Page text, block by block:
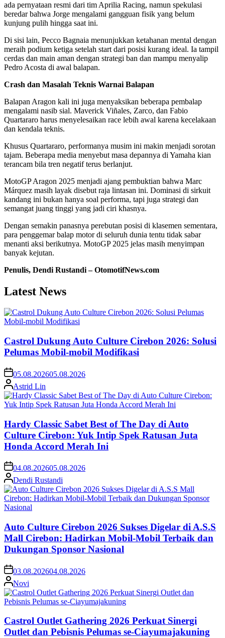
ada pernyataan resmi dari tim Aprilia Racing, namun spekulasi
beredar bahwa Jorge mengalami gangguan fisik yang belum
kunjung pulih hingga saat ini.
Di sisi lain, Pecco Bagnaia menunjukkan ketahanan mental dengan
meraih podium ketiga setelah start dari posisi kurang ideal. Ia tampil
cerdas dan main aman dengan strategi ban dan mampu menyalip
Pedro Acosta di awal balapan.
Crash dan Masalah Teknis Warnai Balapan
Balapan Aragon kali ini juga menyaksikan beberapa pembalap
mengalami nasib sial. Maverick Viñales, Zarco, dan Fabio
Quartararo harus menyelesaikan race lebih awal karena kecelakaan
dan kendala teknis.
Khusus Quartararo, performanya musim ini makin menjadi sorotan
tajam. Beberapa media menyebut masa depannya di Yamaha kian
terancam bila tren negatif terus berlanjut.
MotoGP Aragon 2025 menjadi ajang pembuktian bahwa Marc
Márquez masih layak disebut raja lintasan ini. Dominasi di sirkuit
kandang ini bukan hanya soal performa, tapi juga strategi dan
semangat juang tinggi yang jadi ciri khasnya.
Dengan semakin panasnya perebutan posisi di klasemen sementara,
para penggemar balap motor di seluruh dunia tentu tidak sabar
menanti aksi berikutnya. MotoGP 2025 jelas masih menyimpan
banyak kejutan.
Penulis, Dendi Rustandi – OtomotifNews.com
Latest News
Castrol Dukung Auto Culture Cirebon 2026: Solusi
Pelumas Mobil-mobil Modifikasi
05.08.202605.08.2026
Astrid Lin
Hardy Classic Sabet Best of The Day di Auto
Culture Cirebon: Yuk Intip Spek Ratusan Juta
Honda Accord Merah Ini
04.08.202605.08.2026
Dendi Rustandi
Auto Culture Cirebon 2026 Sukses Digelar di A.S.S
Mall Cirebon: Hadirkan Mobil-Mobil Terbaik dan
Dukungan Sponsor Nasional
03.08.202604.08.2026
Novi
Castrol Outlet Gathering 2026 Perkuat Sinergi
Outlet dan Pebisnis Pelumas se-Ciayumajakuning